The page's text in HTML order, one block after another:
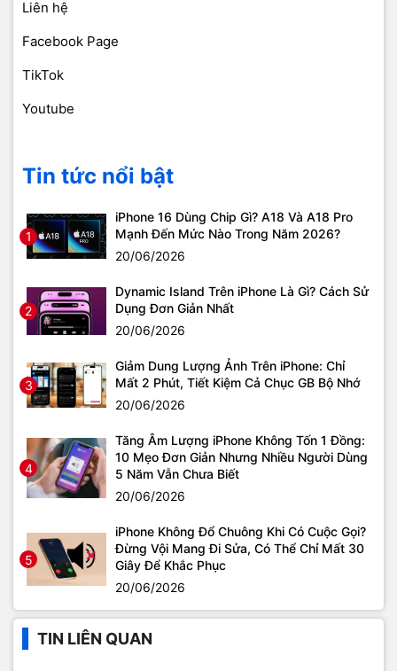
Liên hệ
Facebook Page
TikTok
Youtube
Tin tức nổi bật
1
iPhone 16 Dùng Chip Gì? A18 Và A18 Pro
Mạnh Đến Mức Nào Trong Năm 2026?
20/06/2026
2
Dynamic Island Trên iPhone Là Gì? Cách Sử
Dụng Đơn Giản Nhất
20/06/2026
3
Giảm Dung Lượng Ảnh Trên iPhone: Chỉ
Mất 2 Phút, Tiết Kiệm Cả Chục GB Bộ Nhớ
20/06/2026
4
Tăng Âm Lượng iPhone Không Tốn 1 Đồng:
10 Mẹo Đơn Giản Nhưng Nhiều Người Dùng
5 Năm Vẫn Chưa Biết
20/06/2026
5
iPhone Không Đổ Chuông Khi Có Cuộc Gọi?
Đừng Vội Mang Đi Sửa, Có Thể Chỉ Mất 30
Giây Để Khắc Phục
20/06/2026
TIN LIÊN QUAN